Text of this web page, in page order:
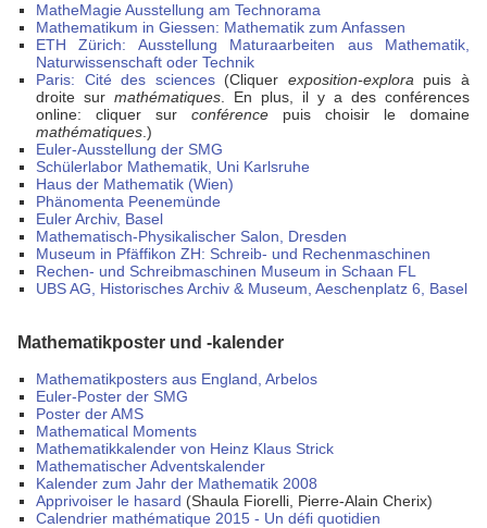
MatheMagie Ausstellung am Technorama
Mathematikum in Giessen: Mathematik zum Anfassen
ETH Zürich: Ausstellung Maturaarbeiten aus Mathematik,
Naturwissenschaft oder Technik
Paris: Cité des sciences(Cliquer exposition-explora puis à
droite sur mathématiques . En plus, il y a des conférences
online: cliquer sur conférence puis choisir le domaine
mathématiques .)
Euler-Ausstellung der SMG
Schülerlabor Mathematik, Uni Karlsruhe
Haus der Mathematik (Wien)
Phänomenta Peenemünde
Euler Archiv, Basel
Mathematisch-Physikalischer Salon, Dresden
Museum in Pfäffikon ZH: Schreib- und Rechenmaschinen
Rechen- und Schreibmaschinen Museum in Schaan FL
UBS AG, Historisches Archiv & Museum, Aeschenplatz 6, Basel
Mathematikposter und -kalender
Mathematikposters aus England, Arbelos
Euler-Poster der SMG
Poster der AMS
Mathematical Moments
Mathematikkalender von Heinz Klaus Strick
Mathematischer Adventskalender
Kalender zum Jahr der Mathematik 2008
Apprivoiser le hasard (Shaula Fiorelli, Pierre-Alain Cherix)
Calendrier mathématique 2015 - Un défi quotidien